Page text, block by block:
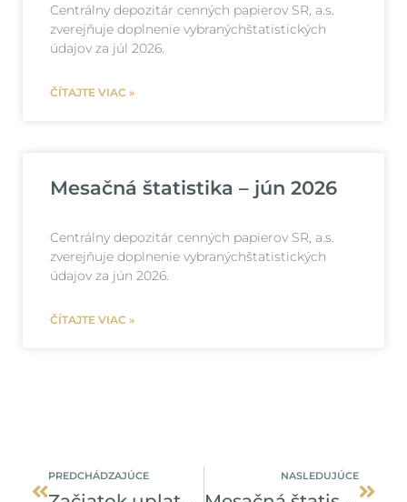
Centrálny depozitár cenných papierov SR, a.s.
zverejňuje doplnenie vybranýchštatistických
údajov za júl 2026.
ČÍTAJTE VIAC »
Mesačná štatistika – jún 2026
Centrálny depozitár cenných papierov SR, a.s.
zverejňuje doplnenie vybranýchštatistických
údajov za jún 2026.
ČÍTAJTE VIAC »
PREDCHÁDZAJÚCE NASLEDUJÚCE